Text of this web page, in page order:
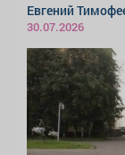
Евгений
30.07.2026